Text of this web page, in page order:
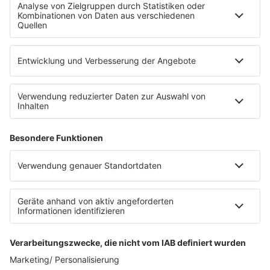
Fahrradparkhaus
Die Uniklinik Tübingen hat ein neues Fahrradparkhaus
eröffnet. Direkt an der Medizinischen Klinik bietet es
E-Bikes über eine Photovoltaikanlage auf dem …
Impressum
Datenschutzerklärung